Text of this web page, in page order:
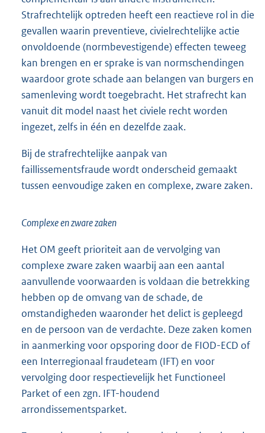
Strafrechtelijk optreden heeft een reactieve rol in die
gevallen waarin preventieve, civielrechtelijke actie
onvoldoende (normbevestigende) effecten teweeg
kan brengen en er sprake is van normschendingen
waardoor grote schade aan belangen van burgers en
samenleving wordt toegebracht. Het strafrecht kan
vanuit dit model naast het civiele recht worden
ingezet, zelfs in één en dezelfde zaak.
Bij de strafrechtelijke aanpak van
faillissementsfraude wordt onderscheid gemaakt
tussen eenvoudige zaken en complexe, zware zaken.
Complexe en zware zaken
Het OM geeft prioriteit aan de vervolging van
complexe zware zaken waarbij aan een aantal
aanvullende voorwaarden is voldaan die betrekking
hebben op de omvang van de schade, de
omstandigheden waaronder het delict is gepleegd
en de persoon van de verdachte. Deze zaken komen
in aanmerking voor opsporing door de FIOD-ECD of
een Interregionaal fraudeteam (IFT) en voor
vervolging door respectievelijk het Functioneel
Parket of een zgn. IFT-houdend
arrondissementsparket.